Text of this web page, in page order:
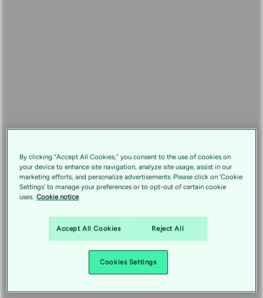
By clicking “Accept All Cookies,” you consent to the use of cookies on
your device to enhance site navigation, analyze site usage, assist in our
marketing efforts, and personalize advertisements. Please click on 'Cookie
Settings' to manage your preferences or to opt-out of certain cookie
uses. Cookie notice
Accept All Cookies Reject All
Cookies Settings